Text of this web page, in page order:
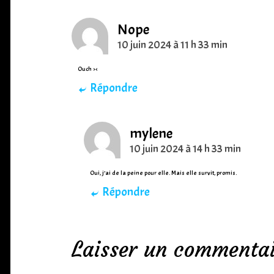
Nope
10 juin 2024 à 11 h 33 min
Ouch ><
Répondre
mylene
10 juin 2024 à 14 h 33 min
Oui, j’ai de la peine pour elle. Mais elle survit, promis.
Répondre
Laisser un